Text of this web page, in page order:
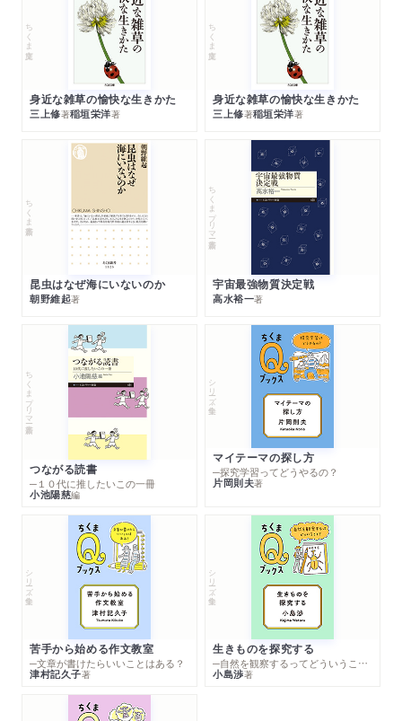
ちくま文庫
身近な雑草の愉快な生きかた
三上修著稲垣栄洋著
ちくま文庫
身近な雑草の愉快な生きかた
三上修著稲垣栄洋著
ちくま新書
昆虫はなぜ海にいないのか
朝野維起著
ちくまプリマー新書
宇宙最強物質決定戦
高水裕一著
ちくまプリマー新書
つながる読書
─１０代に推したいこの一冊
小池陽慈編
シリーズ・全集
マイテーマの探し方
─探究学習ってどうやるの？
片岡則夫著
シリーズ・全集
苦手から始める作文教室
─文章が書けたらいいことはある？
津村記久子著
シリーズ・全集
生きものを探究する
─自然を観察するってどういうこと？
小島渉著